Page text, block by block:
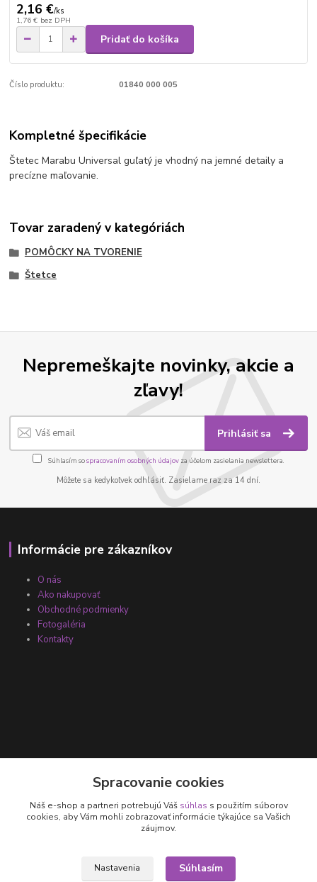
2,16 €/ks
1,76 € bez DPH
Pridať do košíka
Číslo produktu: 01840 000 005
Kompletné špecifikácie
Štetec Marabu Universal guľatý je vhodný na jemné detaily a
precízne maľovanie.
Tovar zaradený v kategóriách
POMÔCKY NA TVORENIE
Štetce
Nepremeškajte novinky, akcie a
zľavy!
Prihlásiť sa
Súhlasím sospracovaním osobných údajov za účelom zasielania newslettera.
Môžete sa kedykoľvek odhlásiť. Zasielame raz za 14 dní.
Informácie pre zákazníkov
O nás
Ako nakupovať
Obchodné podmienky
Fotogaléria
Kontakty
+421 905 531 251
Spracovanie cookies
Náš e-shop a partneri potrebujú Váš súhlas s použitím súborov
cookies, aby Vám mohli zobrazovať informácie týkajúce sa Vašich
záujmov.
Nastavenia Súhlasím